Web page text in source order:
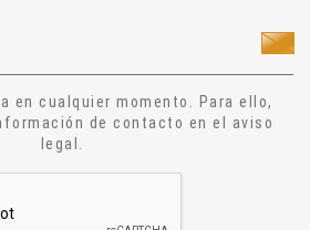
en cualquier momento. Para ello,
de contacto en el aviso
legal.